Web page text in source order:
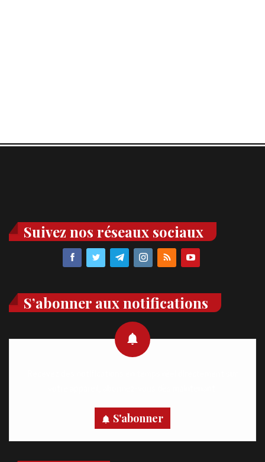
Suivez nos réseaux sociaux
S’abonner aux notifications
S'abonner